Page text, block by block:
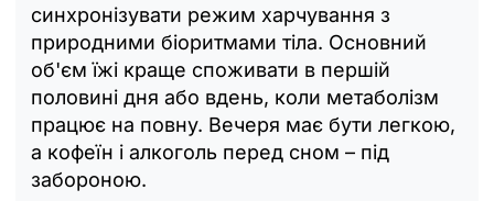
синхронізувати режим харчування з
природними біоритмами тіла. Основний
об'єм їжі краще споживати в першій
половині дня або вдень, коли метаболізм
працює на повну. Вечеря має бути легкою,
а кофеїн і алкоголь перед сном – під
забороною.